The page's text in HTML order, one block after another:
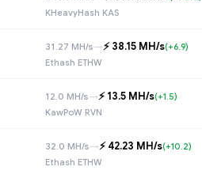
KHeavyHash KAS
31.27 MH/s→⚡️ 38.15 MH/s(+6.9)
Ethash ETHW
12.0 MH/s→⚡️ 13.5 MH/s(+1.5)
KawPoW RVN
32.0 MH/s→⚡️ 42.23 MH/s(+10.2)
Ethash ETHW